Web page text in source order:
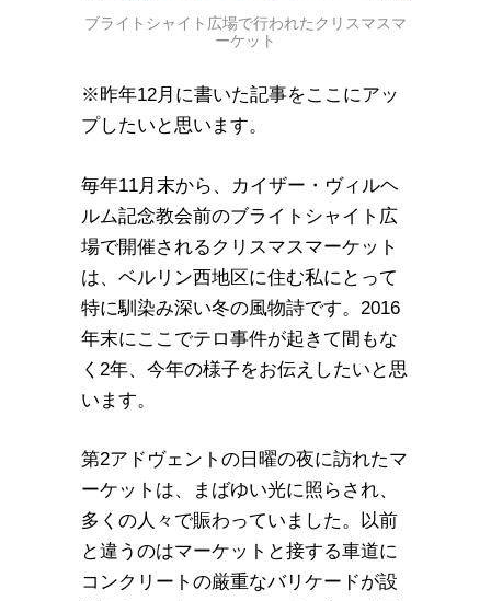
ブライトシャイト広場で行われたクリスマスマ
ーケット
※昨年12月に書いた記事をここにアッ
プしたいと思います。
毎年11月末から、カイザー・ヴィルヘ
ルム記念教会前のブライトシャイト広
場で開催されるクリスマスマーケット
は、ベルリン西地区に住む私にとって
特に馴染み深い冬の風物詩です。2016
年末にここでテロ事件が起きて間もな
く2年、今年の様子をお伝えしたいと思
います。
第2アドヴェントの日曜の夜に訪れたマ
ーケットは、まばゆい光に照らされ、
多くの人々で賑わっていました。以前
と違うのはマーケットと接する車道に
コンクリートの厳重なバリケードが設